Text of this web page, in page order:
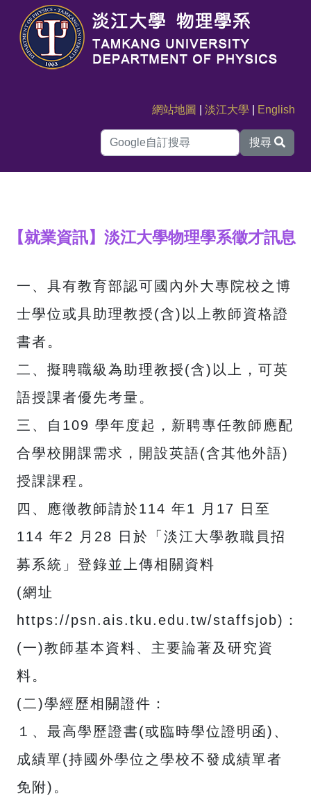
網站地圖 |淡江大學 English
搜尋
【就業資訊】淡江大學物理學系徵才訊息
一、具有教育部認可國內外大專院校之博
士學位或具助理教授(含)以上教師資格證
書者。
二、擬聘職級為助理教授(含)以上，可英
語授課者優先考量。
三、自109 學年度起，新聘專任教師應配
合學校開課需求，開設英語(含其他外語)
授課課程。
四、應徵教師請於114 年1 月17 日至
114 年2 月28 日於「淡江大學教職員招
募系統」登錄並上傳相關資料
(網址
https://psn.ais.tku.edu.tw/staffsjob)：
(一)教師基本資料、主要論著及研究資
料。
(二)學經歷相關證件：
１、最高學歷證書(或臨時學位證明函)、
成績單(持國外學位之學校不發成績單者
免附)。